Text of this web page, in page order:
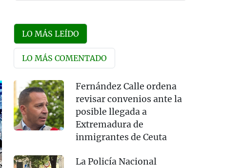
LO MÁS LEÍDO
LO MÁS COMENTADO
Fernández Calle ordena
revisar convenios ante la
posible llegada a
Extremadura de
inmigrantes de Ceuta
La Policía Nacional